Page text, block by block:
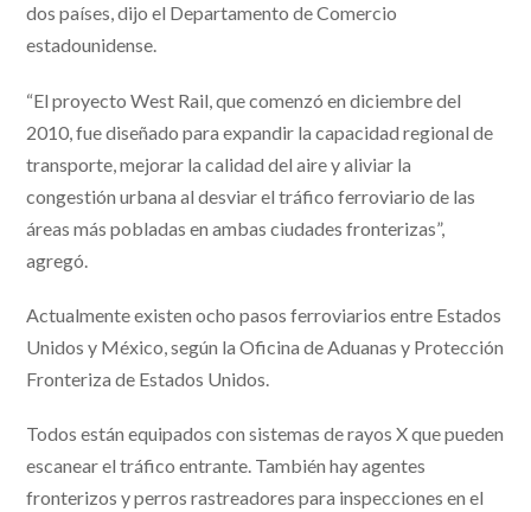
dos países, dijo el Departamento de Comercio
estadounidense.
“El proyecto West Rail, que comenzó en diciembre del
2010, fue diseñado para expandir la capacidad regional de
transporte, mejorar la calidad del aire y aliviar la
congestión urbana al desviar el tráfico ferroviario de las
áreas más pobladas en ambas ciudades fronterizas”,
agregó.
Actualmente existen ocho pasos ferroviarios entre Estados
Unidos y México, según la Oficina de Aduanas y Protección
Fronteriza de Estados Unidos.
Todos están equipados con sistemas de rayos X que pueden
escanear el tráfico entrante. También hay agentes
fronterizos y perros rastreadores para inspecciones en el